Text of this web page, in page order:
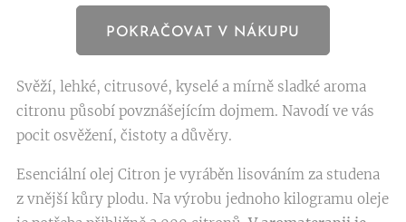
POKRAČOVAT V NÁKUPU
Svěží, lehké, citrusové, kyselé a mírně sladké aroma
citronu působí povznášejícím dojmem. Navodí ve vás
pocit osvěžení, čistoty a důvěry.
Esenciální olej Citron je vyráběn lisováním za studena
z vnější kůry plodu. Na výrobu jednoho kilogramu oleje